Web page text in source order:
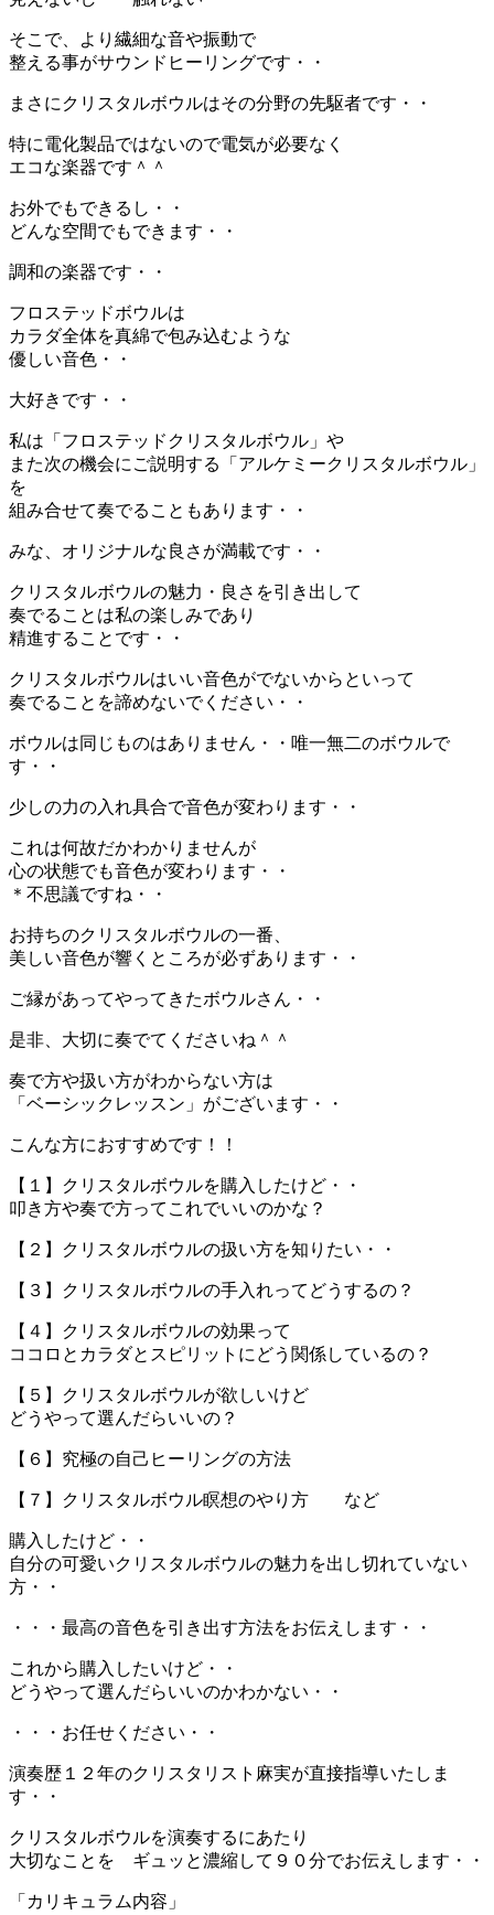
そこで、より繊細な音や振動で
整える事がサウンドヒーリングです・・
まさにクリスタルボウルはその分野の先駆者です・・
特に電化製品ではないので電気が必要なく
エコな楽器です＾＾
お外でもできるし・・
どんな空間でもできます・・
調和の楽器です・・
フロステッドボウルは
カラダ全体を真綿で包み込むような
優しい音色・・
大好きです・・
私は「フロステッドクリスタルボウル」や
また次の機会にご説明する「アルケミークリスタルボウル」
を
組み合せて奏でることもあります・・
みな、オリジナルな良さが満載です・・
クリスタルボウルの魅力・良さを引き出して
奏でることは私の楽しみであり
精進することです・・
クリスタルボウルはいい音色がでないからといって
奏でることを諦めないでください・・
ボウルは同じものはありません・・唯一無二のボウルで
す・・
少しの力の入れ具合で音色が変わります・・
これは何故だかわかりませんが
心の状態でも音色が変わります・・
＊不思議ですね・・
お持ちのクリスタルボウルの一番、
美しい音色が響くところが必ずあります・・
ご縁があってやってきたボウルさん・・
是非、大切に奏でてくださいね＾＾
奏で方や扱い方がわからない方は
「ベーシックレッスン」がございます・・
こんな方におすすめです！！
【１】クリスタルボウルを購入したけど・・
叩き方や奏で方ってこれでいいのかな？
【２】クリスタルボウルの扱い方を知りたい・・
【３】クリスタルボウルの手入れってどうするの？
【４】クリスタルボウルの効果って
ココロとカラダとスピリットにどう関係しているの？
【５】クリスタルボウルが欲しいけど
どうやって選んだらいいの？
【６】究極の自己ヒーリングの方法
【７】クリスタルボウル瞑想のやり方 など
購入したけど・・
自分の可愛いクリスタルボウルの魅力を出し切れていない
方・・
・・・最高の音色を引き出す方法をお伝えします・・
これから購入したいけど・・
どうやって選んだらいいのかわかない・・
・・・お任せください・・
演奏歴１２年のクリスタリスト麻実が直接指導いたしま
す・・
クリスタルボウルを演奏するにあたり
大切なことを ギュッと濃縮して９０分でお伝えします・・
「カリキュラム内容」